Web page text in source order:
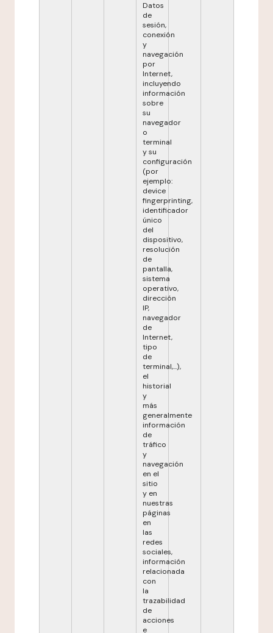
Datos
de
sesión,
conexión
y
navegación
por
Internet,
incluyendo
información
sobre
su
navegador
o
terminal
y su
configuración
(por
ejemplo:
device
fingerprinting,
identificador
único
del
dispositivo,
resolución
de
pantalla,
sistema
operativo,
dirección
IP,
navegador
de
Internet,
tipo
de
terminal,...),
el
historial
y
más
generalmente
información
de
tráfico
y
navegación
en el
sitio
y en
nuestras
páginas
en
las
redes
sociales,
información
relacionada
con
la
trazabilidad
de
acciones
e